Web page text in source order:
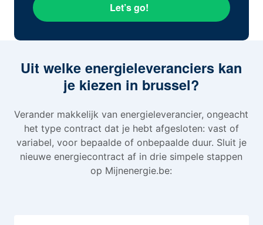
Let’s go!
Uit welke energieleveranciers kan
je kiezen in brussel?
Verander makkelijk van energieleverancier, ongeacht
het type contract dat je hebt afgesloten: vast of
variabel, voor bepaalde of onbepaalde duur. Sluit je
nieuwe energiecontract af in drie simpele stappen
op Mijnenergie.be: